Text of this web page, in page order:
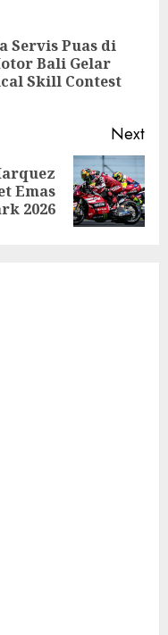
Servis Puas di
Bali Gelar
Skill Contest
Next
Emas
2026